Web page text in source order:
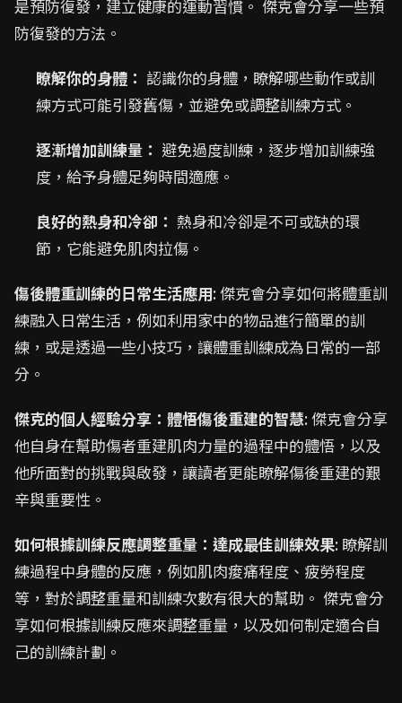
是預防復發，建立健康的運動習慣。 傑克會分享一些預
防復發的方法。
瞭解你的身體： 認識你的身體，瞭解哪些動作或訓
練方式可能引發舊傷，並避免或調整訓練方式。
逐漸增加訓練量： 避免過度訓練，逐步增加訓練強
度，給予身體足夠時間適應。
良好的熱身和冷卻： 熱身和冷卻是不可或缺的環
節，它能避免肌肉拉傷。
傷後體重訓練的日常生活應用: 傑克會分享如何將體重訓
練融入日常生活，例如利用家中的物品進行簡單的訓
練，或是透過一些小技巧，讓體重訓練成為日常的一部
分。
傑克的個人經驗分享：體悟傷後重建的智慧: 傑克會分享
他自身在幫助傷者重建肌肉力量的過程中的體悟，以及
他所面對的挑戰與啟發，讓讀者更能瞭解傷後重建的艱
辛與重要性。
如何根據訓練反應調整重量：達成最佳訓練效果: 瞭解訓
練過程中身體的反應，例如肌肉痠痛程度、疲勞程度
等，對於調整重量和訓練次數有很大的幫助。 傑克會分
享如何根據訓練反應來調整重量，以及如何制定適合自
己的訓練計劃。